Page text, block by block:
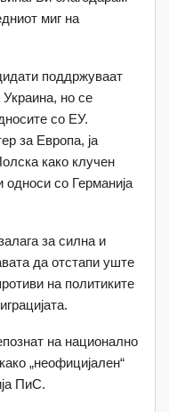
миг на
поддржуваат
но се
со ЕУ.
за Европа, ја
како клучен
односи со Германија
за силна и
да отстапи уште
на политиките
на национално
„неофицијален“
ПиС.